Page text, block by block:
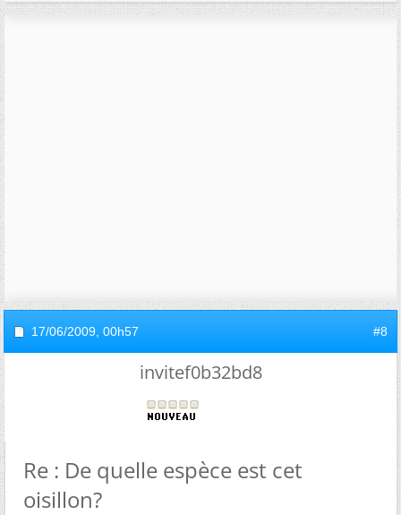
17/06/2009, 00h57 #8
invitef0b32bd8
Re : De quelle espèce est cet
oisillon?